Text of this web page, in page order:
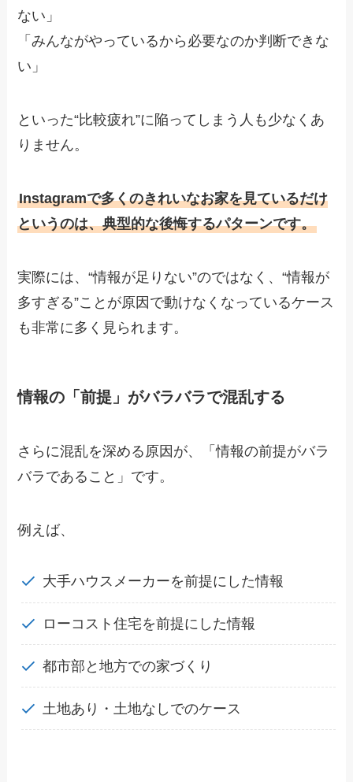
ない」
「みんながやっているから必要なのか判断できな
い」
といった“比較疲れ”に陥ってしまう人も少なくあ
りません。
Instagramで多くのきれいなお家を見ているだけ
というのは、典型的な後悔するパターンです。
実際には、“情報が足りない”のではなく、“情報が
多すぎる”ことが原因で動けなくなっているケース
も非常に多く見られます。
情報の「前提」がバラバラで混乱する
さらに混乱を深める原因が、「情報の前提がバラ
バラであること」です。
例えば、
大手ハウスメーカーを前提にした情報
ローコスト住宅を前提にした情報
都市部と地方での家づくり
土地あり・土地なしでのケース